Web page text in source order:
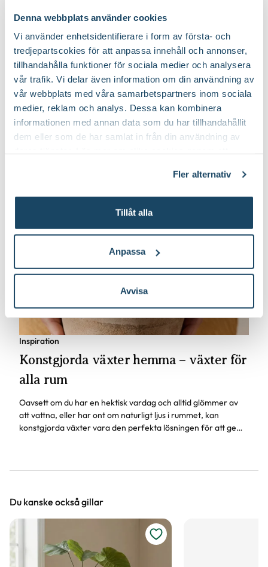
Denna webbplats använder cookies
Vi använder enhetsidentifierare i form av första- och
tredjepartscokies för att anpassa innehåll och annonser,
tillhandahålla funktioner för sociala medier och analysera
vår trafik. Vi delar även information om din användning av
vår webbplats med våra samarbetspartners inom sociala
medier, reklam och analys. Dessa kan kombinera
informationen med annan data som du har tillhandahållit
dem eller som de har samlat in från din användning av
Fler alternativ
Tillåt alla
Anpassa
Avvisa
Inred ditt hem med konstgjorda växter
Inspiration
Konstgjorda växter hemma – växter för
alla rum
Oavsett om du har en hektisk vardag och alltid glömmer av
att vattna, eller har ont om naturligt ljus i rummet, kan
konstgjorda växter vara den perfekta lösningen för att ge
Du kanske också gillar